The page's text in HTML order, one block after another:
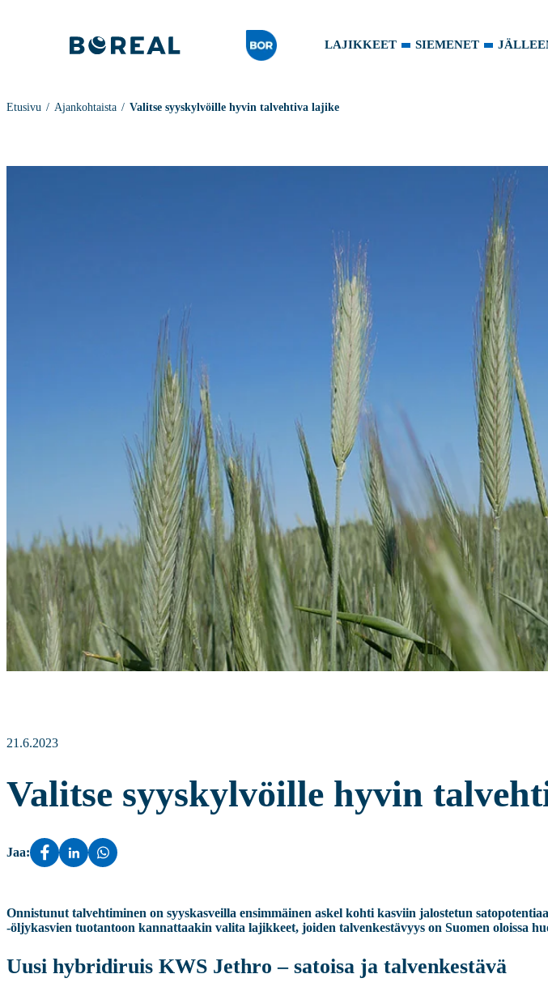
LAJIKKEET SIEMENET
Etusivu Ajankohtaista Valitse syyskylvöille hyvin talvehtiva lajike
21.6.2023
Valitse syyskylvöille hyvin
Jaa:
Onnistunut talvehtiminen on syyskasveilla ensimmäinen askel kohti kasviin jalostetun
-öljykasvien tuotantoon kannattaakin valita lajikkeet, joiden talvenkestävyys on Suomen oloissa
Uusi hybridiruis KWS Jethro – satoisa ja talvenkestävä